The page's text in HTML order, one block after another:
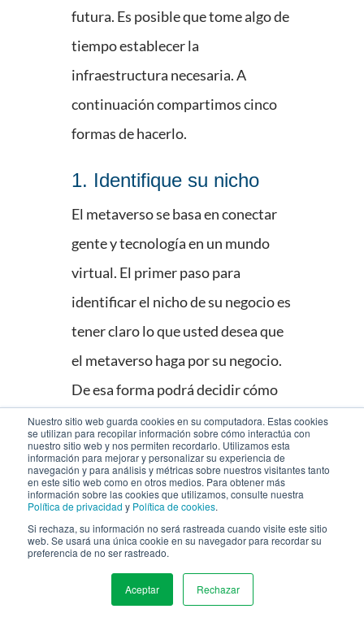
Nuestro sitio web guarda cookies en su computadora. Estas cookies
se utilizan para recopilar información sobre cómo interactúa con
nuestro sitio web y nos permiten recordarlo. Utilizamos esta
información para mejorar y personalizar su experiencia de
navegación y para análisis y métricas sobre nuestros visitantes tanto
en este sitio web como en otros medios. Para obtener más
información sobre las cookies que utilizamos, consulte nuestra
Política de privacidad y Política de cookies.
Si rechaza, su información no será rastreada cuando visite este sitio
web. Se usará una única cookie en su navegador para recordar su
preferencia de no ser rastreado.
Aceptar Rechazar
futura. Es posible que tome algo de
tiempo establecer la
infraestructura necesaria. A
continuación compartimos cinco
formas de hacerlo.
1. Identifique su nicho
El metaverso se basa en conectar
gente y tecnología en un mundo
virtual. El primer paso para
identificar el nicho de su negocio es
tener claro lo que usted desea que
el metaverso haga por su negocio.
De esa forma podrá decidir cómo
usar la tecnología para lograrlo.
2. Considere un
rebranding
Puesto que el metaverso se centra
en la conectividad, digital o social,
considere un rebranding